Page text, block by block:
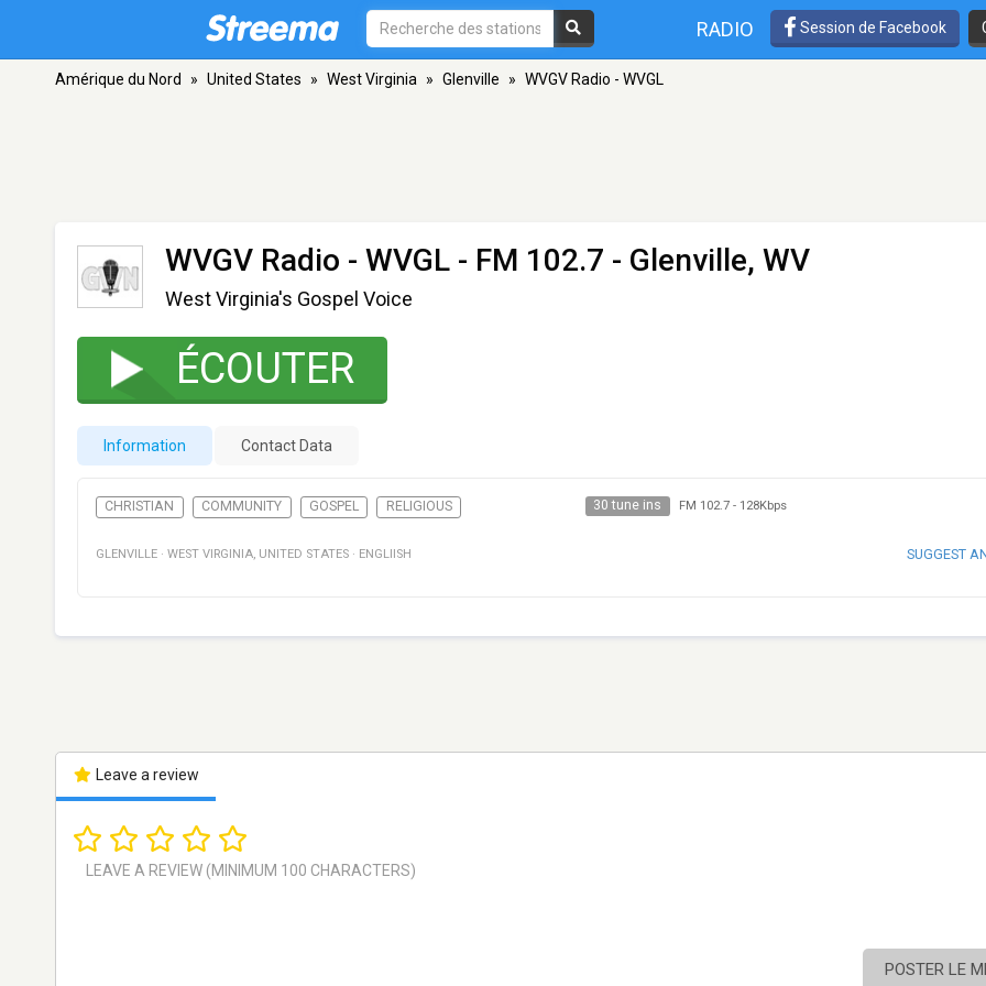
RADIO Session de Facebook
Amérique du Nord » United States » West Virginia » Glenville » WVGV Radio - WVGL
WVGV Radio - WVGL - FM 102.7 - Glenville, WV
West Virginia's Gospel Voice
ÉCOUTER
Information Contact Data
CHRISTIAN COMMUNITY GOSPEL RELIGIOUS 30 tune ins FM 102.7- 128Kbps
GLENVILLE · WEST VIRGINIA, UNITED STATES · ENGLIISH SUGGEST
Leave a review
POSTER LE